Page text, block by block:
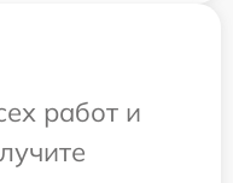
работ и